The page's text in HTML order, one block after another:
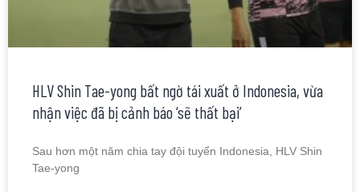
HLV Shin Tae-yong bất ngờ tái xuất ở Indonesia, vừa
nhận việc đã bị cảnh báo ‘sẽ thất bại’
Sau hơn một năm chia tay đội tuyển Indonesia, HLV Shin
Tae-yong